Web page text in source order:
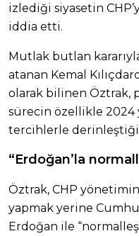
izlediği siyasetin
iddia etti.
Mutlak butlan
atanan Kemal
olarak bilinen Öztrak,
sürecin özellikle 2024
tercihlerle
“Erdoğan’la
Öztrak, CHP
yapmak yerine
Erdoğan ile